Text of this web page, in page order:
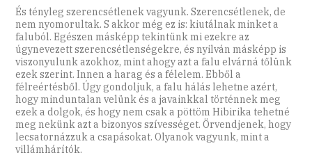
És tényleg szerencsétlenek vagyunk. Szerencsétlenek, de
nem nyomorultak. S akkor még ez is: kiutálnak minket a
faluból. Egészen másképp tekintünk mi ezekre az
úgynevezett szerencsétlenségekre, és nyilván másképp is
viszonyulunk azokhoz, mint ahogy azt a falu elvárná tőlünk
ezek szerint. Innen a harag és a félelem. Ebből a
félreértésből. Úgy gondoljuk, a falu hálás lehetne azért,
hogy minduntalan velünk és a javainkkal történnek meg
ezek a dolgok, és hogy nem csak a pöttöm Hibirika tehetné
meg nekünk azt a bizonyos szívességet. Örvendjenek, hogy
lecsatornázzuk a csapásokat. Olyanok vagyunk, mint a
villámhárítók.